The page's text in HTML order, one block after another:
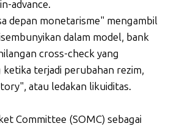
advance.
depan monetarisme" mengambil
dalam model, bank
cross-check yang
terjadi perubahan rezim,
atau ledakan likuiditas.
Committee (SOMC) sebagai